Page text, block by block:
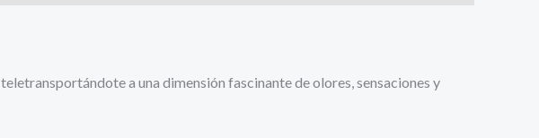
a una dimensión fascinante de olores, sensaciones y